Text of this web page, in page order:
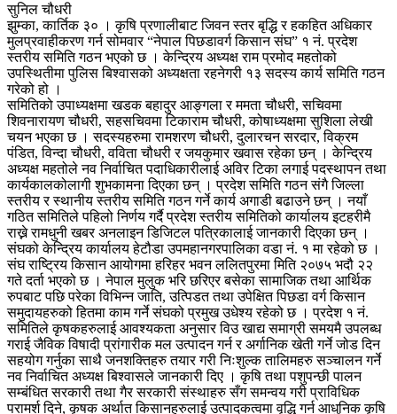
सुनिल चौधरी
झुम्का, कार्तिक ३० । कृषि प्रणालीबाट जिवन स्तर बृद्धि र हकहित अधिकार
मुलप्रवाहीकरण गर्न सोमवार “नेपाल पिछडावर्ग किसान संघ” १ नं. प्रदेश
स्तरीय समिति गठन भएको छ । केन्द्रिय अध्यक्ष राम प्रमोद महतोको
उपस्थितीमा पुलिस बिश्वासको अध्यक्षता रहनेगरी १३ सदस्य कार्य समिति गठन
गरेको हो ।
समितिको उपाध्यक्षमा खडक बहादुर आङ्गला र ममता चौधरी, सचिवमा
शिवनारायण चौधरी, सहसचिवमा टिकाराम चौधरी, कोषाध्यक्षमा सुशिला लेखी
चयन भएका छ । सदस्यहरुमा रामशरण चौधरी, दुलारचन सरदार, विक्रम
पंडित, विन्दा चौधरी, वविता चौधरी र जयकुमार खवास रहेका छन् । केन्द्रिय
अध्यक्ष महतोले नव निर्वाचित पदाधिकारीलाई अविर टिका लगाई पदस्थापन तथा
कार्यकालकोलागी शुभकामना दिएका छन् । प्रदेश समिति गठन संगै जिल्ला
स्तरीय र स्थानीय स्तरीय समिति गठन गर्ने कार्य अगाडी बढाउने छन् । नयाँ
गठित समितिले पहिलो निर्णय गर्दै प्रदेश स्तरीय समितिको कार्यालय इटहरीमै
राख्ने रामधुनी खबर अनलाइन डिजिटल पत्रिकालाई जानकारी दिएका छन् ।
संघको केन्द्रिय कार्यालय हेटौडा उपमहानगरपालिका वडा नं. १ मा रहेको छ ।
संघ राष्ट्रिय किसान आयोगमा हरिहर भवन ललितपुरमा मिति २०७५ भदौ २२
गते दर्ता भएको छ । नेपाल मुलुक भरि छरिएर बसेका सामाजिक तथा आर्थिक
रुपबाट पछि परेका विभिन्न जाति, उत्पिडत तथा उपेक्षित पिछडा वर्ग किसान
समुदायहरुको हितमा काम गर्ने संघको प्रमुख उधेश्य रहेको छ । प्रदेश १ नं.
समितिले कृषकहरुलाई आवश्यकता अनुसार विउ खाद्य समाग्री समयमै उपलब्ध
गराई जैविक विषादी प्रांगारीक मल उत्पादन गर्न र अर्गानिक खेती गर्ने जोड दिन
सहयोग गर्नुका साथै जनशक्तिहरु तयार गरी निःशुल्क तालिमहरु सञ्चालन गर्ने
नव निर्वाचित अध्यक्ष बिश्वासले जानकारी दिए । कृषि तथा पशुपन्छी पालन
सम्बंधित सरकारी तथा गैर सरकारी संस्थाहरु सँग समन्वय गरी प्राविधिक
परामर्श दिने, कृषक अर्थात किसानहरुलाई उत्पादकत्वमा वृद्धि गर्न आधुनिक कृषि